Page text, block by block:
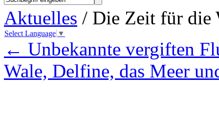
Aktuelles / Die Zeit für die
Select Language ▼
← Unbekannte vergiften
Wale, Delfine, das Meer